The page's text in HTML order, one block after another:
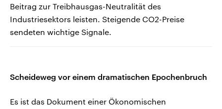
Beitrag zur Treibhausgas-Neutralität des
Industriesektors leisten. Steigende CO2-Preise
sendeten wichtige Signale.
Scheideweg vor einem dramatischen Epochenbruch
Es ist das Dokument einer Ökonomischen